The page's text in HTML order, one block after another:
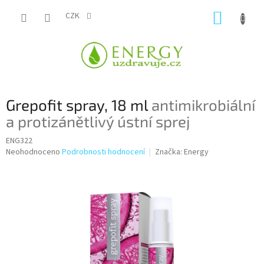
CZK
Grepofit spray, 18 mlantimikrobiální
a protizánětlivý ústní sprej
ENG322
Průměrné
Neohodnoceno Podrobnosti hodnocení Značka: Energy